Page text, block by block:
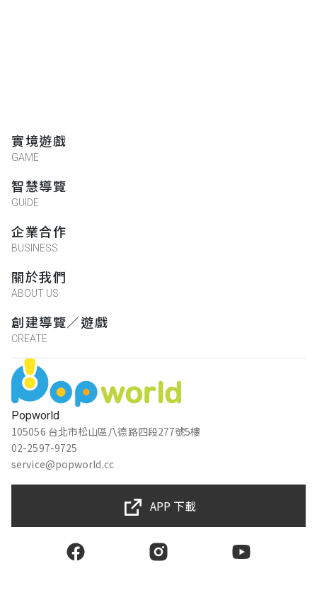
Popworld
105056 台北市松山區八德路四段277號5樓
02-2597-9725
service@popworld.cc
實境遊戲
GAME
智慧導覽
GUIDE
企業合作
BUSINESS
關於我們
ABOUT US
創建導覽／遊戲
CREATE
APP 下載